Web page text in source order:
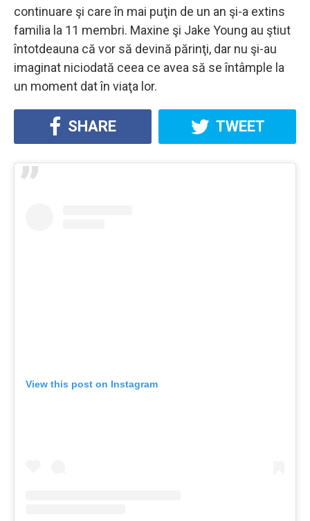
continuare şi care în mai puţin de un an şi-a extins
familia la 11 membri. Maxine şi Jake Young au ştiut
întotdeauna că vor să devină părinţi, dar nu şi-au
imaginat niciodată ceea ce avea să se întâmple la
un moment dat în viaţa lor.
SHARE TWEET
View this post on Instagram